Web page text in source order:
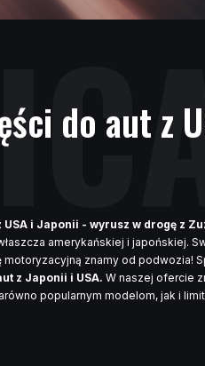
do aut z
i Japonii - wyrusz w drogę z
amerykańskiej i japońskiej.
znamy od podwozia!
z Japonii i USA. W naszej ofercie
popularnym modelom, jak i